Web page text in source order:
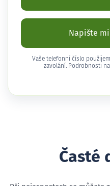
Napište
Vaše telefonní číslo
zavolání. Podrobnosti
Časté